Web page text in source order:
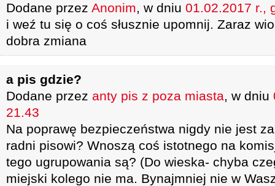
Dodane przez Anonim, w dniu 01.02.2017 r.,
i weź tu się o coś słusznie upomnij. Zaraz
dobra zmiana
a pis gdzie?
Dodane przez anty pis z poza miasta, w dniu
21.43
Na poprawę bezpieczeństwa nigdy nie jest
radni pisowi? Wnoszą coś istotnego na
tego ugrupowania są? (Do wieska- chyba
miejski kolego nie ma. Bynajmniej nie w